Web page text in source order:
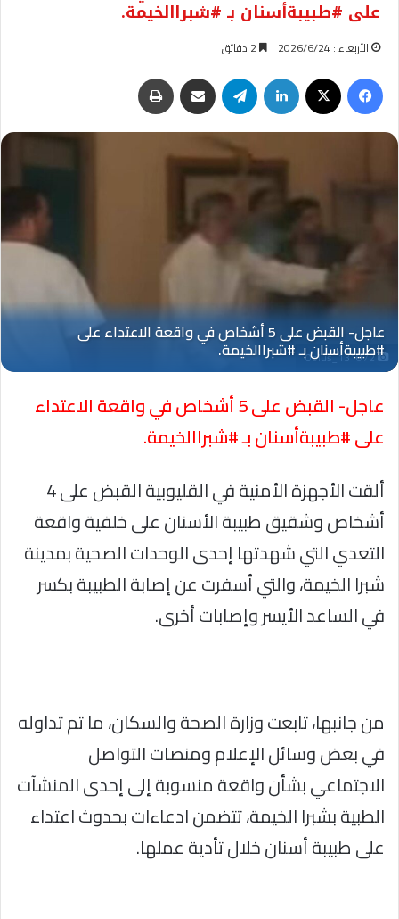
على #طبيبةأسنان بـ #شبراالخيمة.
الأربعاء : 2026/6/24
فيسبوك لينكدإن تيلقرام مشاركة عبر البريد
Oplus_131072
عاجل- القبض على 5 أشخاص في واقعة الاعتداء
على #طبيبةأسنان بـ #شبراالخيمة.
ألقت الأجهزة الأمنية في القليوبية القبض على 4
أشخاص وشقيق طبيبة الأسنان على خلفية واقعة
التعدي التي شهدتها إحدى الوحدات الصحية بمدينة
شبرا الخيمة، والتي أسفرت عن إصابة الطبيبة بكسر
في الساعد الأيسر وإصابات أخرى.
من جانبها، تابعت وزارة الصحة والسكان، ما تم تداوله
في بعض وسائل الإعلام ومنصات التواصل
الاجتماعي بشأن واقعة منسوبة إلى إحدى المنشآت
الطبية بشبرا الخيمة، تتضمن ادعاءات بحدوث اعتداء
على طبيبة أسنان خلال تأدية عملها.